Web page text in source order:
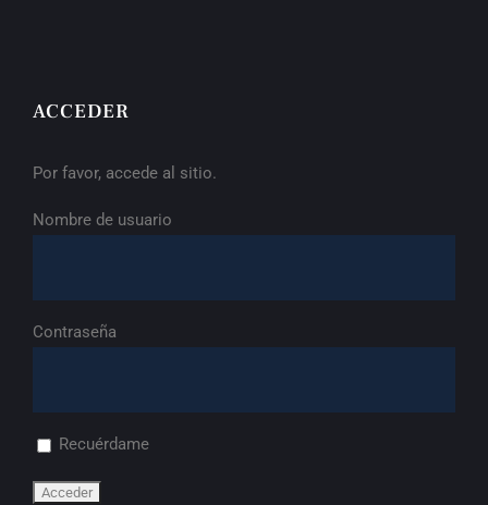
ACCEDER
Por favor, accede al sitio.
Nombre de usuario
Contraseña
Recuérdame